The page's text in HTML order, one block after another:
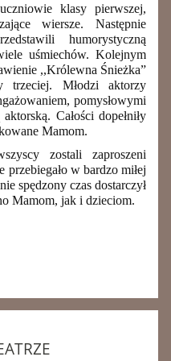
klasy pierwszej,
wiersze. Następnie
humorystyczną
uśmiechów. Kolejnym
,,Królewna Śnieżka”
Młodzi aktorzy
pomysłowymi
Całości dopełniły
Mamom.
zostali zaproszeni
przebiegało w bardzo miłej
spędzony czas dostarczył
Mamom, jak i dzieciom.